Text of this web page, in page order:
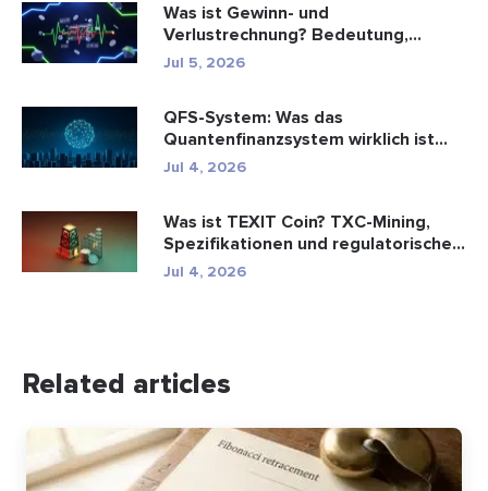
Was ist Gewinn- und
Verlustrechnung? Bedeutung,
Formel und Berechn...
Jul 5, 2026
QFS-System: Was das
Quantenfinanzsystem wirklich ist
(2026)
Jul 4, 2026
Was ist TEXIT Coin? TXC-Mining,
Spezifikationen und regulatorische...
Jul 4, 2026
Related articles